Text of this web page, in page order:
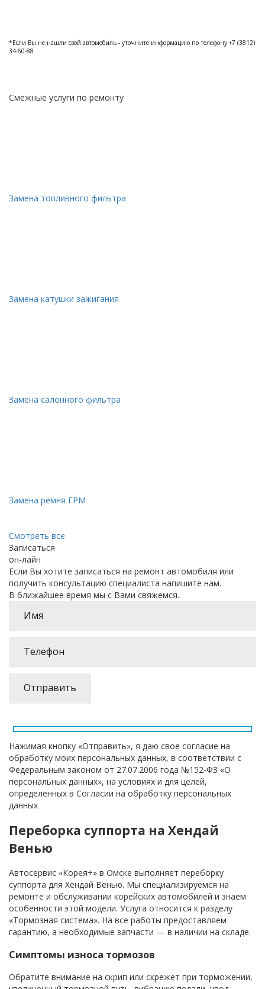
*Если Вы не нашли свой автомобиль - уточните информацию по телефону +7 (3812)
34-60-88
Смежные услуги по ремонту
Замена топливного фильтра
Замена катушки зажигания
Замена салонного фильтра
Замена ремня ГРМ
Смотреть все
Записаться
он-лайн
Если Вы хотите записаться на ремонт автомобиля или
получить консультацию специалиста напишите нам.
В ближайшее время мы с Вами свяжемся.
Нажимая кнопку «Отправить», я даю свое согласие на
обработку моих персональных данных, в соответствии с
Федеральным законом от 27.07.2006 года №152-ФЗ «О
персональных данных», на условиях и для целей,
определенных в Согласии на обработку персональных
данных
Переборка суппорта на Хендай
Венью
Автосервис «Корея+» в Омске выполняет переборку
суппорта для Хендай Венью. Мы специализируемся на
ремонте и обслуживании корейских автомобилей и знаем
особенности этой модели. Услуга относится к разделу
«Тормозная система». На все работы предоставляем
гарантию, а необходимые запчасти — в наличии на складе.
Симптомы износа тормозов
Обратите внимание на скрип или скрежет при торможении,